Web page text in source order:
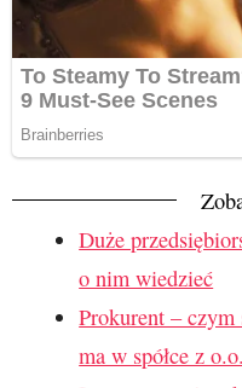
Duże
o nim wiedzieć
Prokurent – czym
ma w spółce z